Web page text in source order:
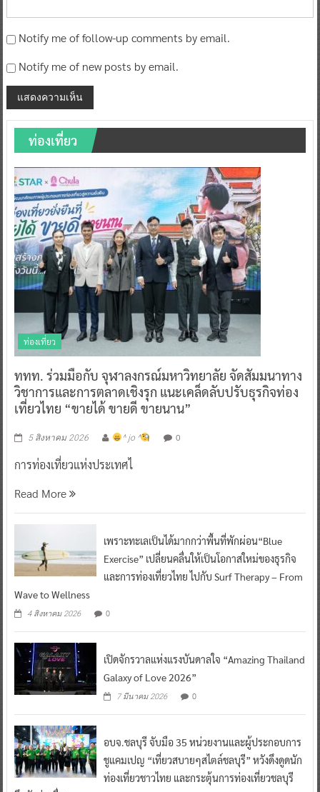
Notify me of follow-up comments by email.
Notify me of new posts by email.
ท่องเที่ยว
ท่องเที่ยว
ททท. ร่วมมือกับ จุฬาลงกรณ์มหาวิทยาลัย จัดสัมมนาทาง
วิชาการและการตลาดเชิงรุก แนะเคล็ดลับปรับธุรกิจท่อง
เที่ยวไทย “ขายได้ ขายดี ขายนาน”
5 สิงหาคม 2026 ^ jo ^ 0
การท่องเที่ยวแห่งประเทศไ
Read More
เพราะทะเลเป็นได้มากกว่าพื้นที่พักผ่อน“Blue
Exercise” เปลี่ยนคลื่นให้เป็นโอกาสใหม่ของธุรกิจ
และการท่องเที่ยวไทย ไปกับ Surf Therapy – From
Wave to Wellness
4 สิงหาคม 2026 0
เปิดจักรวาลแห่งแรงบันดาลใจ “Amazing Thailand
Galaxy of Love 2026”
7 มีนาคม 2026 0
อบจ.ชลบุรี จับมือ 35 หน่วยงานและผู้ประกอบการ
ชูแคมเปญ “เที่ยวสบายๆสไตล์ชลบุรี” หวังดึงดูดนัก
ท่องเที่ยวชาวไทย และกระตุ้นการท่องเที่ยวชลบุรี